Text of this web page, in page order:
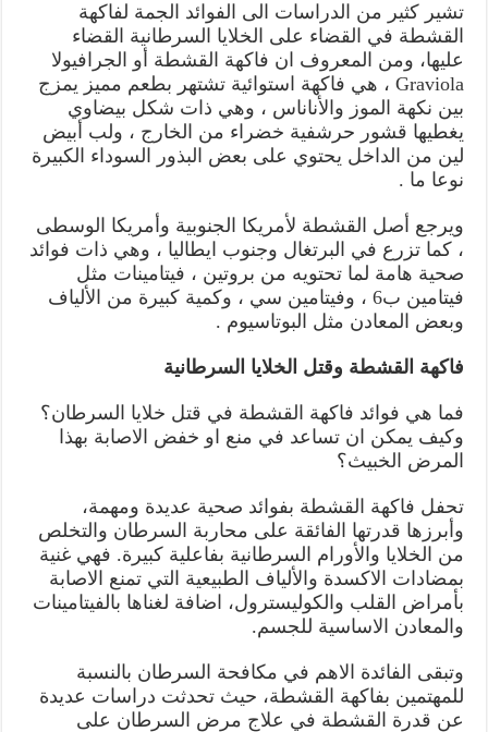
تشير كثير من الدراسات الى الفوائد الجمة لفاكهة
القشطة في القضاء على الخلايا السرطانية القضاء
عليها، ومن المعروف ان فاكهة القشطة أو الجرافيولا
Graviola ، هي فاكهة استوائية تشتهر بطعم مميز يمزج
بين نكهة الموز والأناناس ، وهي ذات شكل بيضاوي
يغطيها قشور حرشفية خضراء من الخارج ، ولب أبيض
لين من الداخل يحتوي على بعض البذور السوداء الكبيرة
نوعا ما .
ويرجع أصل القشطة لأمريكا الجنوبية وأمريكا الوسطى
، كما تزرع في البرتغال وجنوب ايطاليا ، وهي ذات فوائد
صحية هامة لما تحتويه من بروتين ، فيتامينات مثل
فيتامين ب6 ، وفيتامين سي ، وكمية كبيرة من الألياف
وبعض المعادن مثل البوتاسيوم .
فاكهة القشطة وقتل الخلايا السرطانية
فما هي فوائد فاكهة القشطة في قتل خلايا السرطان؟
وكيف يمكن ان تساعد في منع او خفض الاصابة بهذا
المرض الخبيث؟
تحفل فاكهة القشطة بفوائد صحية عديدة ومهمة،
وأبرزها قدرتها الفائقة على محاربة السرطان والتخلص
من الخلايا والأورام السرطانية بفاعلية كبيرة. فهي غنية
بمضادات الاكسدة والألياف الطبيعية التي تمنع الاصابة
بأمراض القلب والكوليسترول، اضافة لغناها بالفيتامينات
والمعادن الاساسية للجسم.
وتبقى الفائدة الاهم في مكافحة السرطان بالنسبة
للمهتمين بفاكهة القشطة، حيث تحدثت دراسات عديدة
عن قدرة القشطة في علاج مرض السرطان على